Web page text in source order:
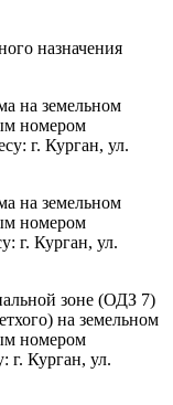
назначения
на земельном
номером
г. Курган, ул.
на земельном
номером
г. Курган, ул.
зоне (ОДЗ 7)
на земельном
номером
г. Курган, ул.